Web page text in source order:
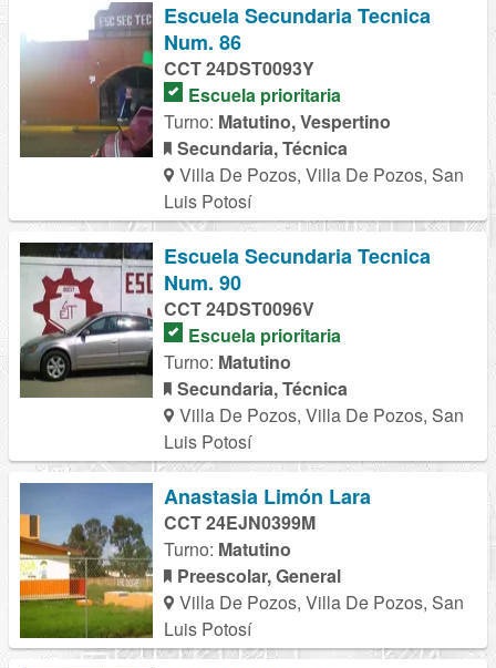
Escuela Secundaria Tecnica
Num. 86
CCT 24DST0093Y
Escuela prioritaria
Turno: Matutino, Vespertino
Secundaria, Técnica
Villa De Pozos, Villa De Pozos, San
Luis Potosí
Escuela Secundaria Tecnica
Num. 90
CCT 24DST0096V
Escuela prioritaria
Turno: Matutino
Secundaria, Técnica
Villa De Pozos, Villa De Pozos, San
Luis Potosí
Anastasia Limón Lara
CCT 24EJN0399M
Turno: Matutino
Preescolar, General
Villa De Pozos, Villa De Pozos, San
Luis Potosí